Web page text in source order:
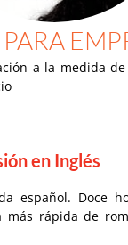
a la medida
en Inglés
español. Doce
más rápida de